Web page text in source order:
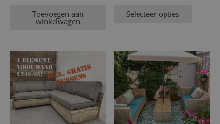
Toevoegen aan
winkelwagen
Selecteer opties